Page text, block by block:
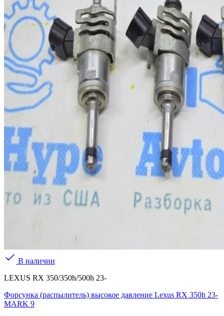
В наличии
LEXUS RX 350/350h/500h 23-
Форсунка (распылитель) высокое давление Lexus RX 350h 23-
MARK 9